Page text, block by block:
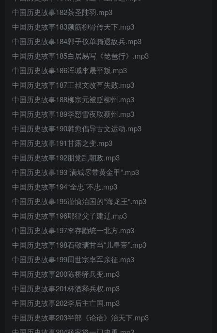
中国历史故事182茶圣陆羽.mp3
中国历史故事183颜筋柳骨传天下.mp3
中国历史故事184郭子仪单骑退敌兵.mp3
中国历史故事185白居易写《琵琶行》.mp3
中国历史故事186浑瑊李晟平叛.mp3
中国历史故事187王叔文改革失败.mp3
中国历史故事188柳宗元被贬柳州.mp3
中国历史故事189李愬雪夜取蔡州.mp3
中国历史故事190韩愈倡导古文运动.mp3
中国历史故事191甘露之变.mp3
中国历史故事192朋党乱朝政.mp3
中国历史故事193“满城尽带黄金甲”.mp3
中国历史故事194“全忠”不忠.mp3
中国历史故事195谨慎治国的“海龙王”.mp3
中国历史故事196耶律父子建辽.mp3
中国历史故事197李存勖统一北方.mp3
中国历史故事198石敬瑭甘当“儿皇帝”.mp3
中国历史故事199周世宗率军亲征.mp3
中国历史故事200陈桥驿兵变.mp3
中国历史故事201杯酒释兵权.mp3
中国历史故事202李后主亡国.mp3
中国历史故事203半部《论语》治天下.mp3